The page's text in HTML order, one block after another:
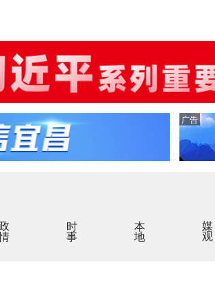
广告
情 时事 本地 媒观